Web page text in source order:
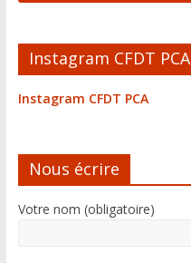
l
t
a
t
Instagram CFDT PCA
Instagram CFDT PCA
Nous écrire
Votre nom (obligatoire)